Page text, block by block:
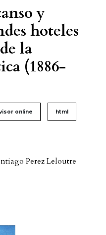
y
hoteles
la
(1886-
online html
Perez Leloutre